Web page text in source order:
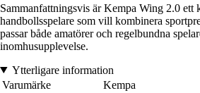
Sammanfattningsvis är Kempa Wing 2.0
handbollsspelare som vill kombinera
passar både amatörer och regelbundna
inomhusupplevelse.
Ytterligare information
Varumärke
Kempa